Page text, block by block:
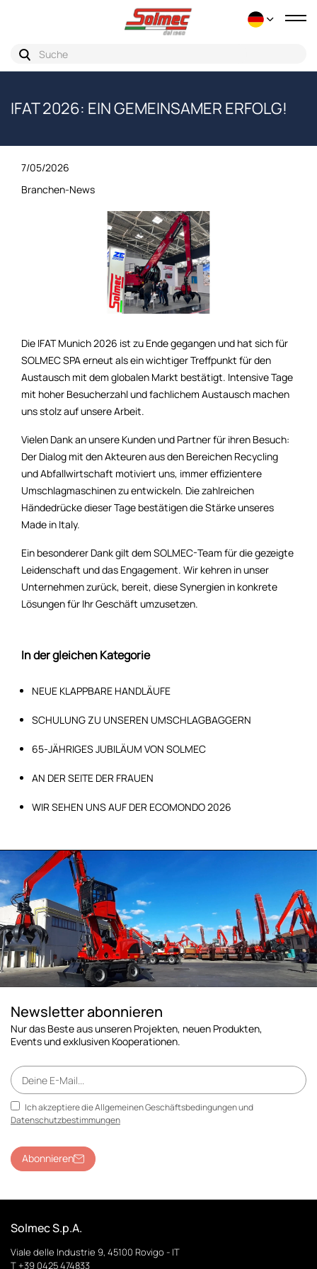
IFAT 2026: EIN GEMEINSAMER ERFOLG!
7/05/2026
Branchen-News
Die IFAT Munich 2026 ist zu Ende gegangen und hat sich für
SOLMEC SPA erneut als ein wichtiger Treffpunkt für den
Austausch mit dem globalen Markt bestätigt. Intensive Tage
mit hoher Besucherzahl und fachlichem Austausch machen
uns stolz auf unsere Arbeit.
Vielen Dank an unsere Kunden und Partner für ihren Besuch:
Der Dialog mit den Akteuren aus den Bereichen Recycling
und Abfallwirtschaft motiviert uns, immer effizientere
Umschlagmaschinen zu entwickeln. Die zahlreichen
Händedrücke dieser Tage bestätigen die Stärke unseres
Made in Italy.
Ein besonderer Dank gilt dem SOLMEC-Team für die gezeigte
Leidenschaft und das Engagement. Wir kehren in unser
Unternehmen zurück, bereit, diese Synergien in konkrete
Lösungen für Ihr Geschäft umzusetzen.
In der gleichen Kategorie
NEUE KLAPPBARE HANDLÄUFE
SCHULUNG ZU UNSEREN UMSCHLAGBAGGERN
65-JÄHRIGES JUBILÄUM VON SOLMEC
AN DER SEITE DER FRAUEN
WIR SEHEN UNS AUF DER ECOMONDO 2026
Newsletter abonnieren
Nur das Beste aus unseren Projekten, neuen Produkten,
Events und exklusiven Kooperationen.
Ich akzeptiere die Allgemeinen Geschäftsbedingungen und
Datenschutzbestimmungen
Abonnieren
Solmec S.p.A.
Viale delle Industrie 9, 45100 Rovigo - IT
T +39 0425 474833